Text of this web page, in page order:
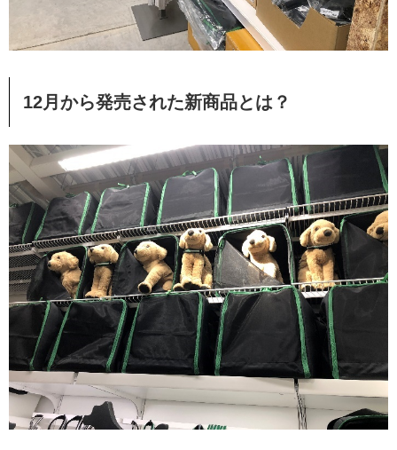
12月から発売された新商品とは？